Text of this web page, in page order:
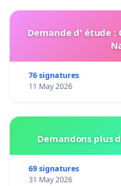
Demande d' étude :
76 signatures
11 May 2026
Demandons plus
69 signatures
31 May 2026